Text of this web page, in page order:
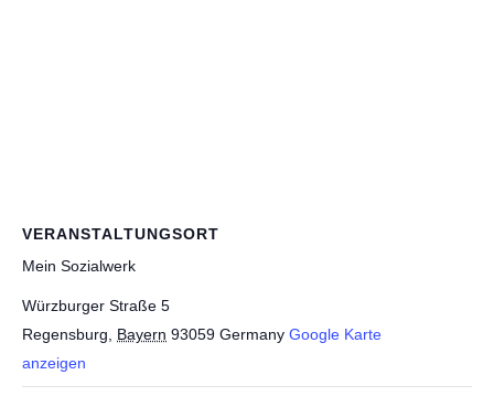
VERANSTALTUNGSORT
Mein Sozialwerk
Würzburger Straße 5
Regensburg
Bayern 93059 Germany Google Karte
anzeigen